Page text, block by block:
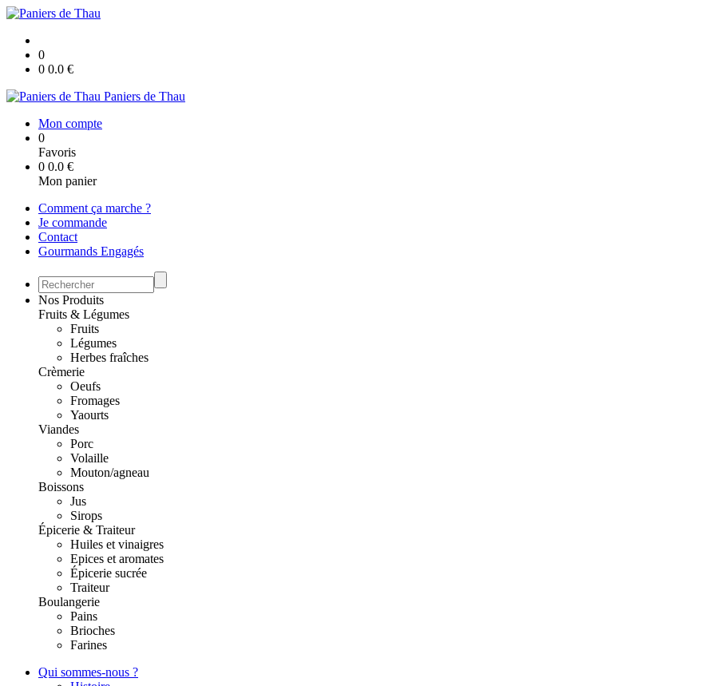
0
0 0.0 €
Paniers de Thau
Mon compte
0
Favoris
0 0.0 €
Mon panier
Comment ça marche ?
Je commande
Contact
Gourmands Engagés
Nos Produits
Fruits & Légumes
Fruits
Légumes
Herbes fraîches
Crèmerie
Oeufs
Fromages
Yaourts
Viandes
Porc
Volaille
Mouton/agneau
Boissons
Jus
Sirops
Épicerie & Traiteur
Huiles et vinaigres
Epices et aromates
Épicerie sucrée
Traiteur
Boulangerie
Pains
Brioches
Farines
Qui sommes-nous ?